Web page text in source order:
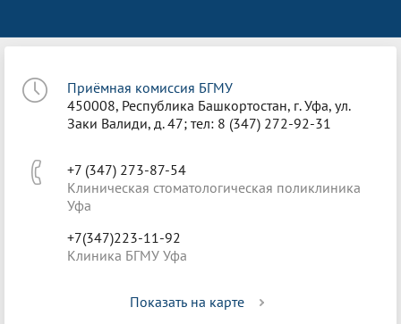
Приёмная комиссия БГМУ
450008, Республика Башкортостан, г. Уфа, ул.
Заки Валиди, д. 47; тел: 8 (347) 272-92-31
+7 (347) 273-87-54
Клиническая стоматологическая поликлиника
Уфа
+7(347)223-11-92
Клиника БГМУ Уфа
Показать на карте